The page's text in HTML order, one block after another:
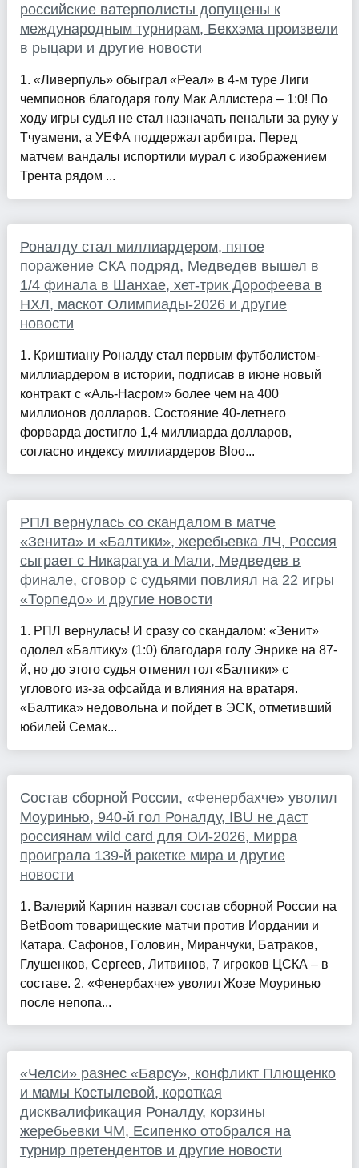
российские ватерполисты допущены к
международным турнирам, Бекхэма произвели
в рыцари и другие новости
1. «Ливерпуль» обыграл «Реал» в 4-м туре Лиги
чемпионов благодаря голу Мак Аллистера – 1:0! По
ходу игры судья не стал назначать пенальти за руку у
Тчуамени, а УЕФА поддержал арбитра. Перед
матчем вандалы испортили мурал с изображением
Трента рядом ...
Роналду стал миллиардером, пятое
поражение СКА подряд, Медведев вышел в
1/4 финала в Шанхае, хет-трик Дорофеева в
НХЛ, маскот Олимпиады-2026 и другие
новости
1. Криштиану Роналду стал первым футболистом-
миллиардером в истории, подписав в июне новый
контракт с «Аль-Насром» более чем на 400
миллионов долларов. Состояние 40-летнего
форварда достигло 1,4 миллиарда долларов,
согласно индексу миллиардеров Bloo...
РПЛ вернулась со скандалом в матче
«Зенита» и «Балтики», жеребьевка ЛЧ, Россия
сыграет с Никарагуа и Мали, Медведев в
финале, сговор с судьями повлиял на 22 игры
«Торпедо» и другие новости
1. РПЛ вернулась! И сразу со скандалом: «Зенит»
одолел «Балтику» (1:0) благодаря голу Энрике на 87-
й, но до этого судья отменил гол «Балтики» с
углового из-за офсайда и влияния на вратаря.
«Балтика» недовольна и пойдет в ЭСК, отметивший
юбилей Семак...
Состав сборной России, «Фенербахче» уволил
Моуринью, 940-й гол Роналду, IBU не даст
россиянам wild card для ОИ-2026, Мирра
проиграла 139-й ракетке мира и другие
новости
1. Валерий Карпин назвал состав сборной России на
BetBoom товарищеские матчи против Иордании и
Катара. Сафонов, Головин, Миранчуки, Батраков,
Глушенков, Сергеев, Литвинов, 7 игроков ЦСКА – в
составе. 2. «Фенербахче» уволил Жозе Моуринью
после непопа...
«Челси» разнес «Барсу», конфликт Плющенко
и мамы Костылевой, короткая
дисквалификация Роналду, корзины
жеребьевки ЧМ, Есипенко отобрался на
турнир претендентов и другие новости